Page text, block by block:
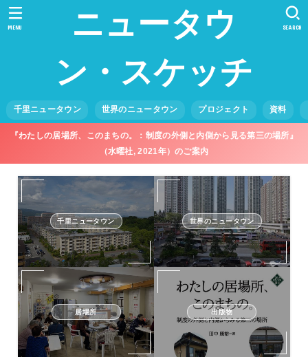
ニュータウ
ン・スケッチ
千里ニュータウン 世界のニュータウン プロジェクト 資料
SEARCH
MENU
『わたしの居場所、このまちの。：制度の外側と内側から見る第三の場所』
（水曜社, 2021年）のご案内
千里ニュータウン 世界のニュータウン
居場所 出版物